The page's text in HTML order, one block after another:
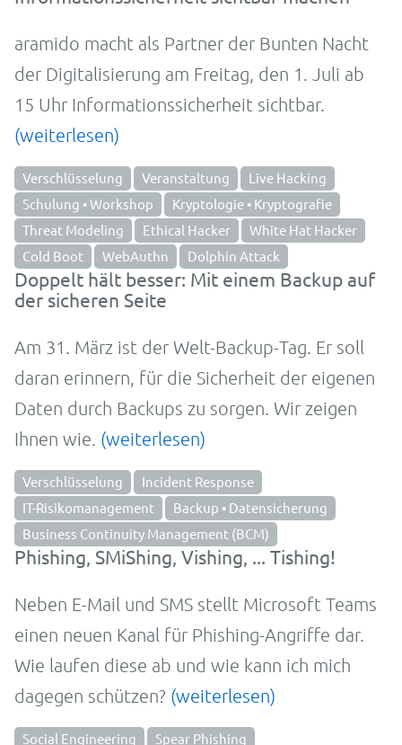
aramido macht als Partner der Bunten Nacht
der Digitalisierung am Freitag, den 1. Juli ab
15 Uhr Informationssicherheit sichtbar.
(weiterlesen)
Verschlüsselung Veranstaltung
Live Hacking
Schulung • Workshop
Kryptologie • Kryptografie
Threat Modeling
Ethical Hacker
White Hat Hacker
Cold Boot
WebAuthn Dolphin Attack
Doppelt hält besser: Mit einem Backup auf
der sicheren Seite
Am 31. März ist der Welt-Backup-Tag. Er soll
daran erin­nern, für die Sicher­heit der eigenen
Daten durch Back­ups zu sor­gen. Wir zei­gen
Ihnen wie. (weiterlesen)
Verschlüsselung
Incident Response
IT-Risikomanagement
Backup • Datensicherung
Business Continuity Management (BCM)
Phishing, SMiShing, Vishing, ... Tishing!
Neben E-Mail und SMS stellt Microsoft Teams
einen neuen Kanal für Phishing-Angriffe dar.
Wie laufen diese ab und wie kann ich mich
dagegen schützen? (weiterlesen)
Social Engineering
Spear Phishing